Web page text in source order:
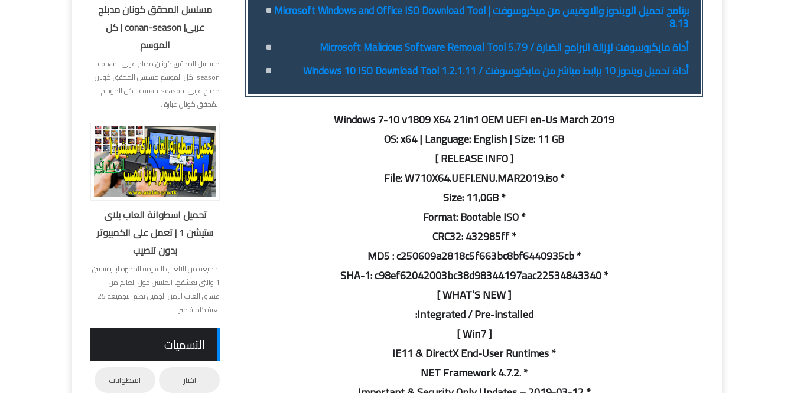
برنامج تحميل الويندوز والاوفيس من ميكروسوفت | Microsoft Windows and Office ISO Download Tool
8.13
أداة مايكروسوفت لإزالة البرامج الضارة / Microsoft Malicious Software Removal Tool 5.79
أداة تحميل ويندوز 10 برابط مباشر من مايكروسوفت / Windows 10 ISO Download Tool 1.2.1.11
Windows 7-10 v1809 X64 21in1 OEM UEFI en-Us March 2019
OS: x64 | Language: English | Size: 11 GB
[ RELEASE INFO ]
* File: W710X64.UEFI.ENU.MAR2019.iso
* Size: 11,0GB
* Format: Bootable ISO
* CRC32: 432985ff
* MD5 : c250609a2818c5f663bc8bf6440935cb
* SHA-1: c98ef62042003bc38d98344197aac22534843340
[ WHAT’S NEW ]
Integrated / Pre-installed:
[ Win7 ]
* IE11 & DirectX End-User Runtimes
* .NET Framework 4.7.2
مسلسل المحقق كونان مدبلج
عربى| conan-season | كل
الموسم
مسلسل المحقق كونان مدبلج عربى conan-
season كل الموسم مسلسل المحقق كونان
مدبلج عربى| conan-season | كل الموسم
المُحقق كونان عبارة ...
تحميل اسطوانة العاب بلاى
ستيشن 1 | تعمل على الكمبيوتر
بدون تنصيب
تجميعة من الالعاب القديمة المميزة لبلايستشن
1 والتى يعشقها الملايين حول العالم من
عشاق العاب الزمن الجميل تضم التجميعة 25
لعبة كاملة مبر...
التسميات
اخبار اسطوانات